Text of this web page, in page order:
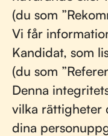
(du som
Vi får
Kandidat, som
(du som
Denna
vilka rättigheter
dina